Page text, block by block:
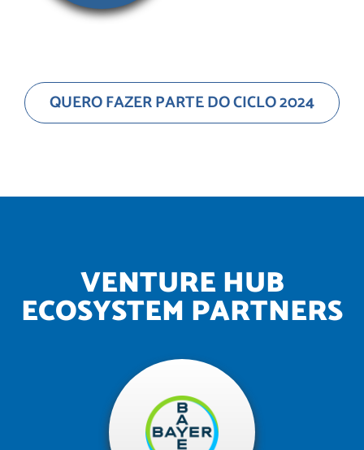
QUERO FAZER PARTE DO CICLO 2024
VENTURE HUB
ECOSYSTEM PARTNERS